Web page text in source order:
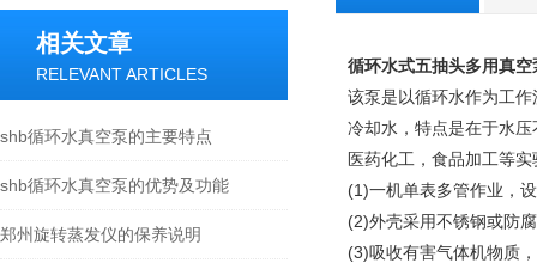
相关文章
RELEVANT ARTICLES
shb循环水真空泵的主要特点
shb循环水真空泵的优势及功能
郑州旋转蒸发仪的保养说明
循环水式五抽头多用真空
该泵是以循环水作为工
冷却水，特点是在于水
医药化工，食品加工等
(1)一机单表多管作业，
(2)外壳采用不锈钢或防
(3)吸收有害气体机物质